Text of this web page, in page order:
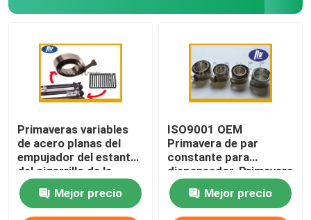
Primaveras variables
de acero planas del
empujador del estante
del cigarrillo de la
fuerza de la primavera
espiral para el
dispensador
Mejor precio
ISO9001 OEM
Primavera de par
constante para
dispensador, Primavera
de bobina de fuerza
constanteMejor precio